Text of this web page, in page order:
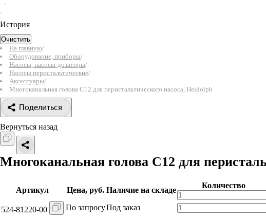
История
Очистить
На главную/
Оборудование, приборы/
Насосы, насосы-дозаторы/
Насосы перистальтические/
Аксессуары/
Многоканальная голова C12 для перистальтического насоса, Heidolph
Поделиться
Вернуться назад
Многоканальная голова C12 для
Артикул Цена, руб. Наличие на складе
Количество
524-81220-00 По запросуПод заказ